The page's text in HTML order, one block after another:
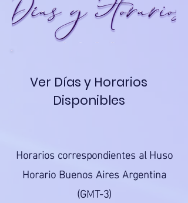
Ver Días y Horarios
Disponibles
Horarios correspondientes al Huso
Horario Buenos Aires Argentina
(GMT-3)